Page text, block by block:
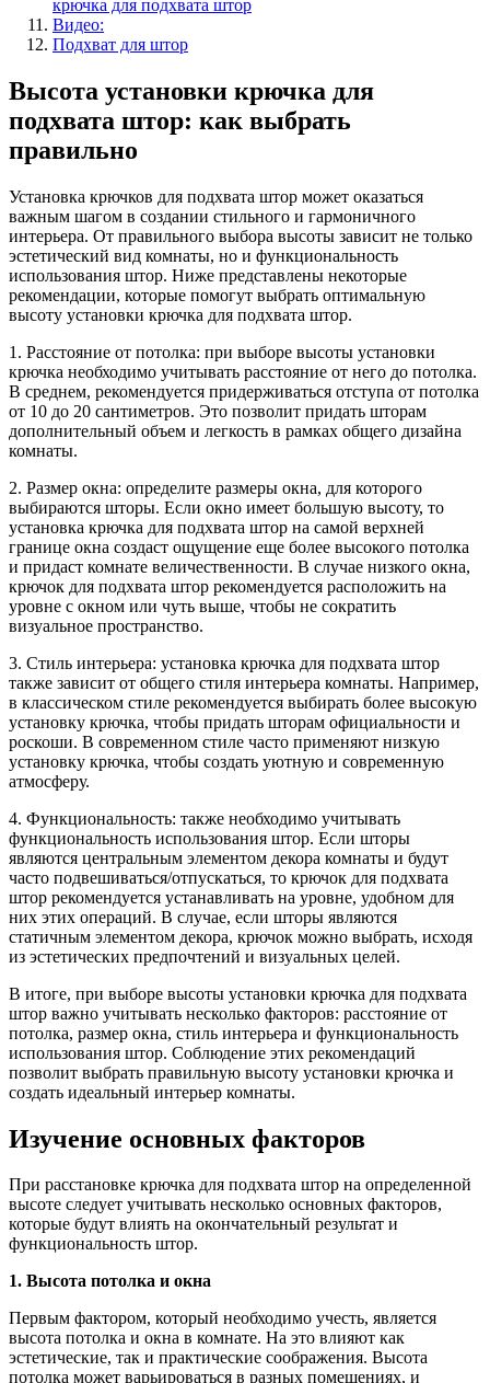
крючка для подхвата штор
Видео:
Подхват для штор
Высота установки крючка для
подхвата штор: как выбрать
правильно
Установка крючков для подхвата штор может оказаться
важным шагом в создании стильного и гармоничного
интерьера. От правильного выбора высоты зависит не только
эстетический вид комнаты, но и функциональность
использования штор. Ниже представлены некоторые
рекомендации, которые помогут выбрать оптимальную
высоту установки крючка для подхвата штор.
1. Расстояние от потолка: при выборе высоты установки
крючка необходимо учитывать расстояние от него до потолка.
В среднем, рекомендуется придерживаться отступа от потолка
от 10 до 20 сантиметров. Это позволит придать шторам
дополнительный объем и легкость в рамках общего дизайна
комнаты.
2. Размер окна: определите размеры окна, для которого
выбираются шторы. Если окно имеет большую высоту, то
установка крючка для подхвата штор на самой верхней
границе окна создаст ощущение еще более высокого потолка
и придаст комнате величественности. В случае низкого окна,
крючок для подхвата штор рекомендуется расположить на
уровне с окном или чуть выше, чтобы не сократить
визуальное пространство.
3. Стиль интерьера: установка крючка для подхвата штор
также зависит от общего стиля интерьера комнаты. Например,
в классическом стиле рекомендуется выбирать более высокую
установку крючка, чтобы придать шторам официальности и
роскоши. В современном стиле часто применяют низкую
установку крючка, чтобы создать уютную и современную
атмосферу.
4. Функциональность: также необходимо учитывать
функциональность использования штор. Если шторы
являются центральным элементом декора комнаты и будут
часто подвешиваться/отпускаться, то крючок для подхвата
штор рекомендуется устанавливать на уровне, удобном для
них этих операций. В случае, если шторы являются
статичным элементом декора, крючок можно выбрать, исходя
из эстетических предпочтений и визуальных целей.
В итоге, при выборе высоты установки крючка для подхвата
штор важно учитывать несколько факторов: расстояние от
потолка, размер окна, стиль интерьера и функциональность
использования штор. Соблюдение этих рекомендаций
позволит выбрать правильную высоту установки крючка и
создать идеальный интерьер комнаты.
Изучение основных факторов
При расстановке крючка для подхвата штор на определенной
высоте следует учитывать несколько основных факторов,
которые будут влиять на окончательный результат и
функциональность штор.
1. Высота потолка и окна
Первым фактором, который необходимо учесть, является
высота потолка и окна в комнате. На это влияют как
эстетические, так и практические соображения. Высота
потолка может варьироваться в разных помещениях, и